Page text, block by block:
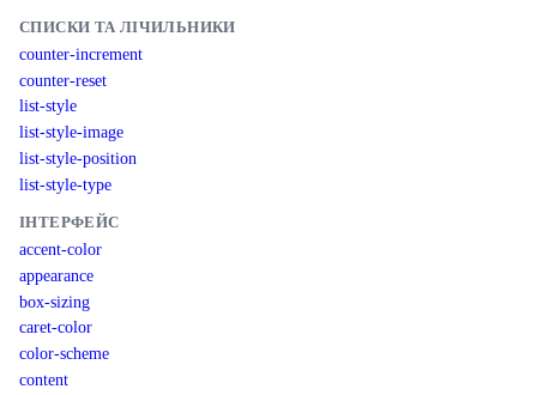
СПИСКИ ТА ЛІЧИЛЬНИКИ
counter-increment
counter-reset
list-style
list-style-image
list-style-position
list-style-type
ІНТЕРФЕЙС
accent-color
appearance
box-sizing
caret-color
color-scheme
content